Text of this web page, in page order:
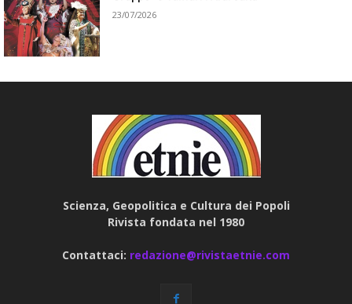
23/07/2026
Scienza, Geopolitica e Cultura dei Popoli
Rivista fondata nel 1980
Contattaci: redazione@rivistaetnie.com